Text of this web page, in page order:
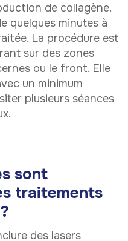
de collagène.
quelques minutes à
La procédure est
sur des zones
ou le front. Elle
un minimum
plusieurs séances
sont
traitements
des lasers